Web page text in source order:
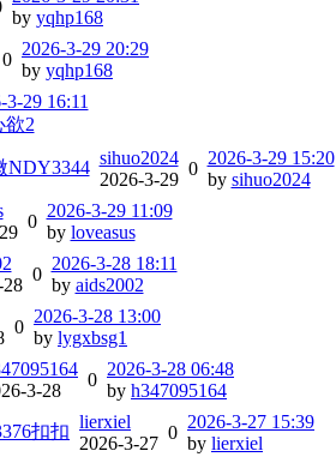
by yqhp168
0
2026-3-29 20:29
by yqhp168
3-29 16:11
欲2
sihuo2024
2026-3-29
0
2026-3-29 15:20
by sihuo2024
0
2026-3-29 11:09
by loveasus
0
2026-3-28 18:11
by aids2002
0
2026-3-28 13:00
by lygxbsg1
3-28
0
2026-3-28 06:48
by h347095164
扣扣 lierxiel
2026-3-27
0
2026-3-27 15:39
by lierxiel